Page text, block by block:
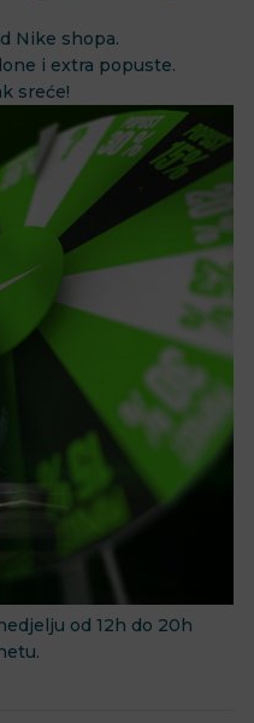
Nike shopa.
i extra popuste.
sreće!
od 12h do 20h